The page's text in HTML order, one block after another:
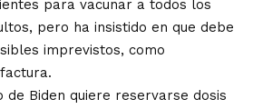
para vacunar a todos los
pero ha insistido en que debe
imprevistos, como
de Biden quiere reservarse dosis